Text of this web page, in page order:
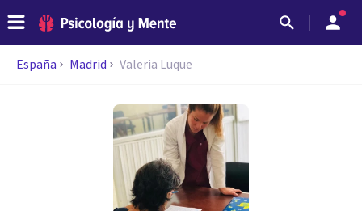
España Madrid Valeria Luque